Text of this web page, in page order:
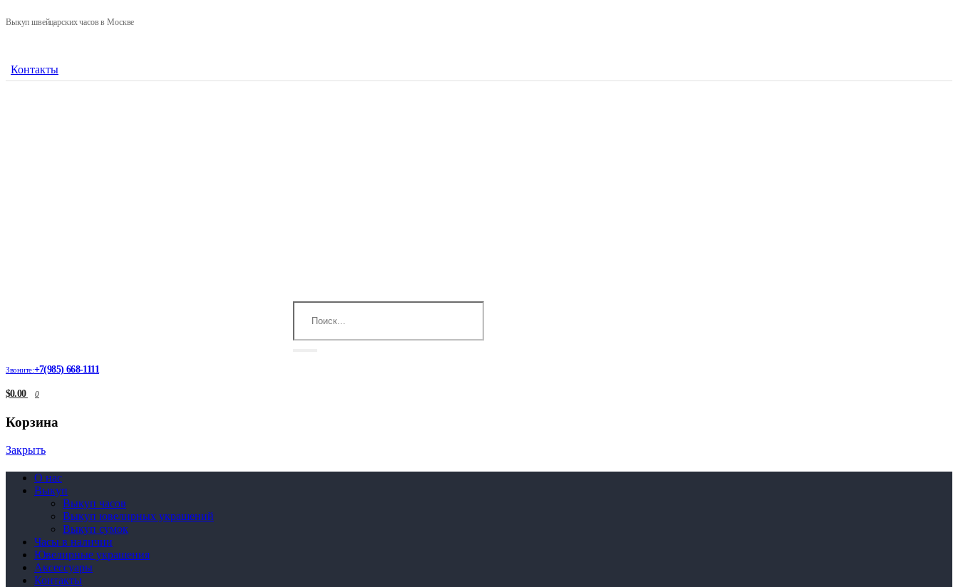
Выкуп швейцарских часов в Москве
Контакты
Звоните:+7(985) 668-1111
$0.00 0
Корзина
Закрыть
О нас
Выкуп
Выкуп часов
Выкуп ювелирных украшений
Выкуп сумок
Часы в наличии
Ювелирные украшения
Аксессуары
Контакты